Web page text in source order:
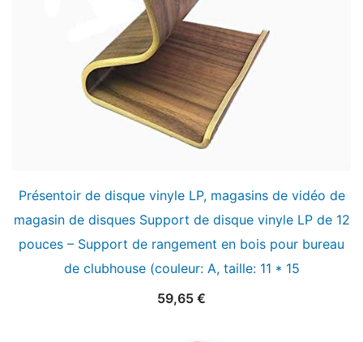
Présentoir de disque vinyle LP, magasins de vidéo de
magasin de disques Support de disque vinyle LP de 12
pouces – Support de rangement en bois pour bureau
de clubhouse (couleur: A, taille: 11 * 15
59,65 €